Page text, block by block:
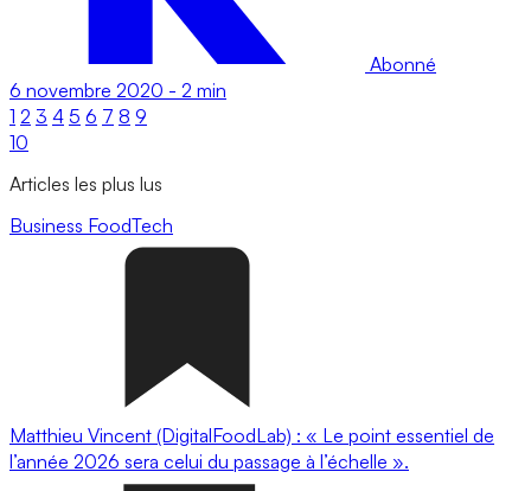
Abonné
6 novembre 2020 - 2 min
1 2 3 4 5 6 7 8 9
10
Articles les plus lus
Business FoodTech
Matthieu Vincent (DigitalFoodLab) : « Le point essentiel de
l’année 2026 sera celui du passage à l’échelle ».